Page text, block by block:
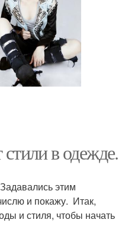
в одежде.
этим
и покажу. Итак,
и стиля, чтобы начать